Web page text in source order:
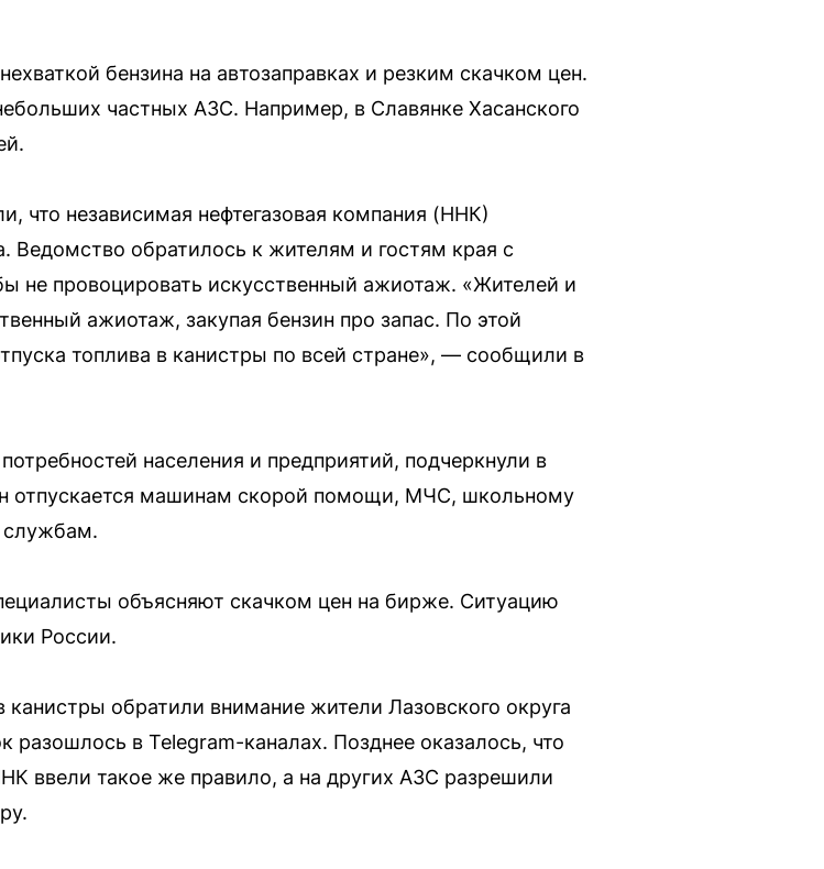
бензина на автозаправках и резким скачком цен.
частных АЗС. Например, в Славянке Хасанского
что независимая нефтегазовая компания (ННК)
Ведомство обратилось к жителям и гостям края с
не провоцировать искусственный ажиотаж. «Жителей и
ажиотаж, закупая бензин про запас. По этой
топлива в канистры по всей стране», — сообщили в
населения и предприятий, подчеркнули в
отпускается машинам скорой помощи, МЧС, школьному
службам.
объясняют скачком цен на бирже. Ситуацию
России.
обратили внимание жители Лазовского округа
в Telegram-каналах. Позднее оказалось, что
ввели такое же правило, а на других АЗС разрешили